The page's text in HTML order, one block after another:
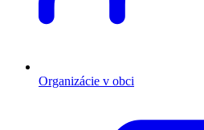
Organizácie v obci